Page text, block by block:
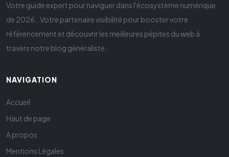
Votre guide expert pour naviguer dans l'écosystème numérique
de 2026.. Votre partenaire visibilité pour booster votre
référencement et découvrir les meilleures pépites du web à
travers notre blog généraliste.
NAVIGATION
Accueil
Haut de page
A propos
Mentions Légales